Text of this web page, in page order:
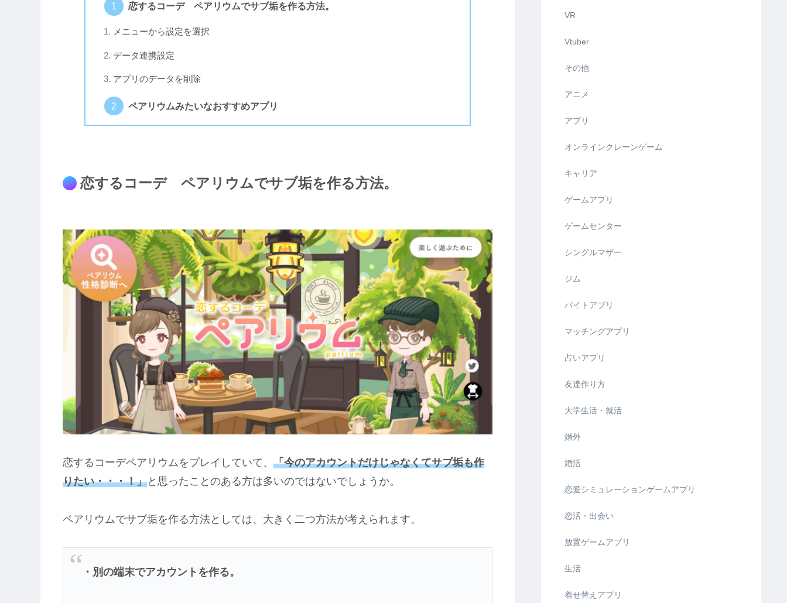
恋するコーデ ペアリウムでサブ垢を作る方法。
メニューから設定を選択
データ連携設定
アプリのデータを削除
ペアリウムみたいなおすすめアプリ
恋するコーデ ペアリウムでサブ垢を作る方法。
恋するコーデペアリウムをプレイしていて、 「今のアカウントだけじゃなくてサブ垢も作
りたい・・・！」と思ったことのある方は多いのではないでしょうか。
ペアリウムでサブ垢を作る方法としては、大きく二つ方法が考えられます。
・別の端末でアカウントを作る。
VR
Vtuber
その他
アニメ
アプリ
オンラインクレーンゲーム
キャリア
ゲームアプリ
ゲームセンター
シングルマザー
ジム
バイトアプリ
マッチングアプリ
占いアプリ
友達作り方
大学生活・就活
婚外
婚活
恋愛シミュレーションゲームアプリ
恋活・出会い
放置ゲームアプリ
生活
着せ替えアプリ